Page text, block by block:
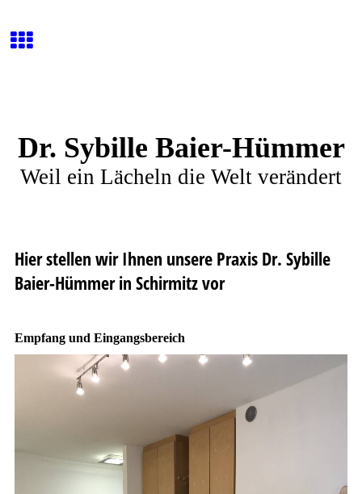
Dr. Sybille Baier-Hümmer
Weil ein Lächeln die Welt verändert
Hier stellen wir Ihnen unsere Praxis Dr. Sybille
Baier-Hümmer in Schirmitz vor
Empfang und Eingangsbereich